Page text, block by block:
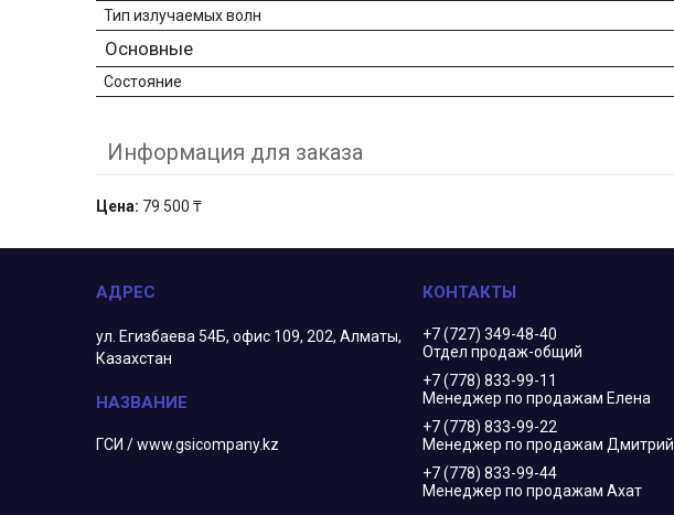
Тип излучаемых волн
Основные
Состояние
Информация для заказа
Цена: 79 500 ₸
ул. Егизбаева 54Б, офис 109, 202, Алматы,
Казахстан
ГСИ / www.gsicompany.kz
+7 (727) 349-48-40
Отдел продаж-общий
+7 (778) 833-99-11
Менеджер по продажам Елена
+7 (778) 833-99-22
Менеджер по продажам Дмитрий
+7 (778) 833-99-44
Менеджер по продажам Ахат